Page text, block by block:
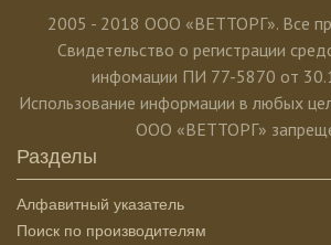
2005 - 2018 ООО «ВЕТТОРГ». Все
Свидетельство о регистрации
инфомации ПИ 77-5870 от
Использование информации в любых
ООО «ВЕТТОРГ»
Разделы
Алфавитный указатель
Поиск по производителям